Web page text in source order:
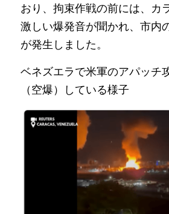
おり、拘束作戦の前には、カ
激しい爆発音が聞かれ、市内
が発生しました。
ベネズエラで米軍のアパッチ
（空爆）している様子